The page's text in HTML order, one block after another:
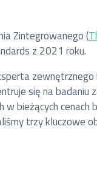
Zintegrowanego (
z 2021 roku.
się na badaniu
bieżących cenach
trzy kluczowe